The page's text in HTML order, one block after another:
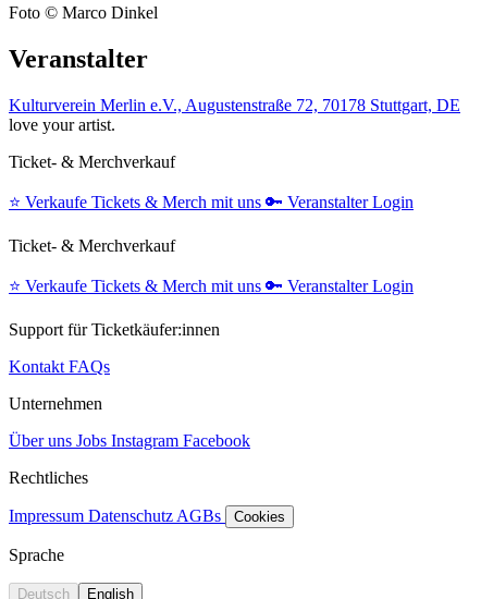
Foto © Marco Dinkel
Veranstalter
Kulturverein Merlin e.V., Augustenstraße 72, 70178 Stuttgart, DE
love your artist.
Ticket- & Merchverkauf
⭐️ Verkaufe Tickets & Merch mit uns 🔑 Veranstalter Login
Ticket- & Merchverkauf
⭐️ Verkaufe Tickets & Merch mit uns 🔑 Veranstalter Login
Support für Ticketkäufer:innen
Kontakt FAQs
Unternehmen
Über uns Jobs Instagram Facebook
Rechtliches
Impressum Datenschutz AGBs Cookies
Sprache
Deutsch English